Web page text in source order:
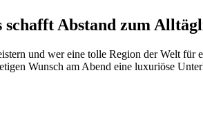
Abstand zum
und wer eine tolle Region der Welt für
Wunsch am Abend eine luxuriöse